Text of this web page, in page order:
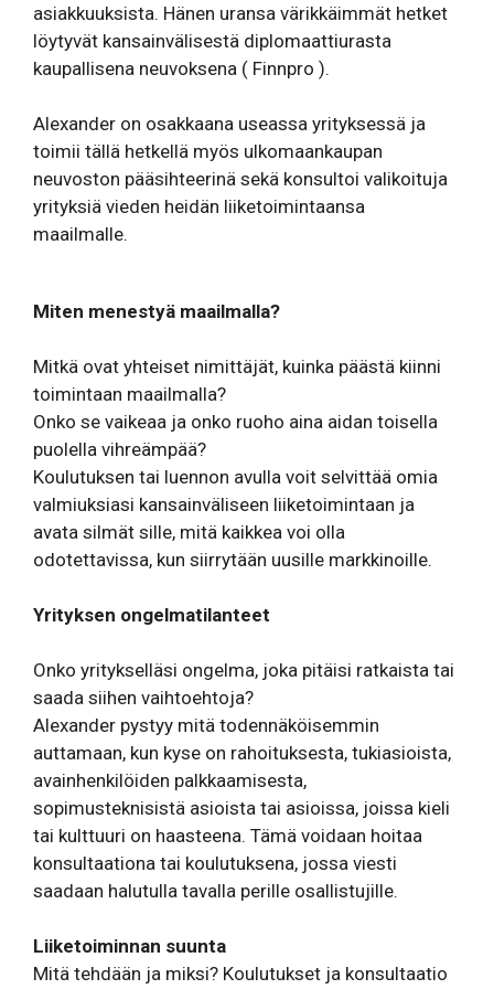
asiakkuuksista. Hänen uransa värikkäimmät hetket
löytyvät kansainvälisestä diplomaattiurasta
kaupallisena neuvoksena ( Finnpro ).
Alexander on osakkaana useassa yrityksessä ja
toimii tällä hetkellä myös ulkomaankaupan
neuvoston pääsihteerinä sekä konsultoi valikoituja
yrityksiä vieden heidän liiketoimintaansa
maailmalle.
Miten menestyä maailmalla?
Mitkä ovat yhteiset nimittäjät, kuinka päästä kiinni
toimintaan maailmalla?
Onko se vaikeaa ja onko ruoho aina aidan toisella
puolella vihreämpää?
Koulutuksen tai luennon avulla voit selvittää omia
valmiuksiasi kansainväliseen liiketoimintaan ja
avata silmät sille, mitä kaikkea voi olla
odotettavissa, kun siirrytään uusille markkinoille.
Yrityksen ongelmatilanteet
Onko yritykselläsi ongelma, joka pitäisi ratkaista tai
saada siihen vaihtoehtoja?
Alexander pystyy mitä todennäköisemmin
auttamaan, kun kyse on rahoituksesta, tukiasioista,
avainhenkilöiden palkkaamisesta,
sopimusteknisistä asioista tai asioissa, joissa kieli
tai kulttuuri on haasteena. Tämä voidaan hoitaa
konsultaationa tai koulutuksena, jossa viesti
saadaan halutulla tavalla perille osallistujille.
Liiketoiminnan suunta
Mitä tehdään ja miksi? Koulutukset ja konsultaatio